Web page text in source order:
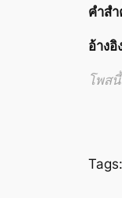
คำส
อ้างอิ
โพส
Tags: